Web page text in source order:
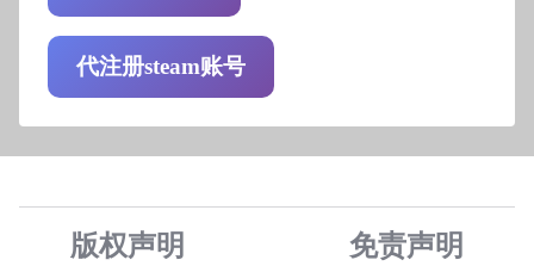
代注册steam账号
版权声明 免责声明